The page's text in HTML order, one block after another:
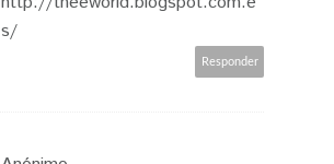
s/
Responder